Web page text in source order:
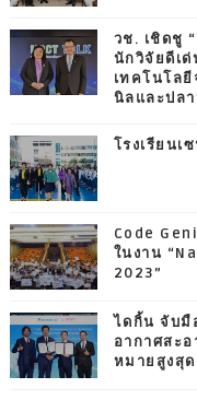
วช. เชิดชู
นักวิจัยดีเ
เทคโนโล
นิลและปล
โรงเรียนเ
Code
ในงาน
2023”
ไดกิ้น จับมื
อากาศสะ
หมายสูงสุ